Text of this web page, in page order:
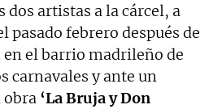
dos artistas a la cárcel, a
pasado febrero después de
el barrio madrileño de
carnavales y ante un
‘La Bruja y Don